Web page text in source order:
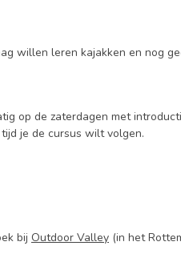
willen leren kajakken en nog
op de zaterdagen met
je de cursus wilt volgen.
bij Outdoor Valley (in het